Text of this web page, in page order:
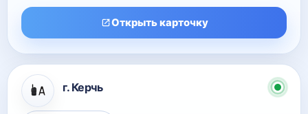
Открыть карточку
г. Керчь